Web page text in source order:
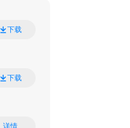
下载
下载
详情